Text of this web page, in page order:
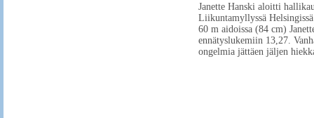
Janette Hanski aloitti
Liikuntamyllyssä
60 m aidoissa (84 cm)
ennätyslukemiin 13,27.
ongelmia jättäen jäljen